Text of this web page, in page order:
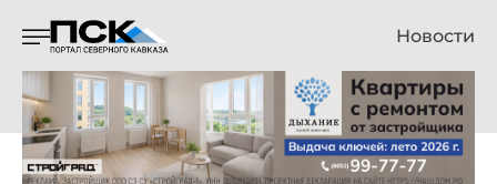
Новости